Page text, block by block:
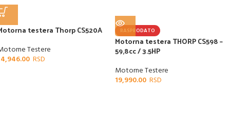
testera Thorp CS520A
Testere
RASPRODATO
Motorna testera THORP CS598 –
59,8cc / 3.5HP
Motorne Testere
19,990.00